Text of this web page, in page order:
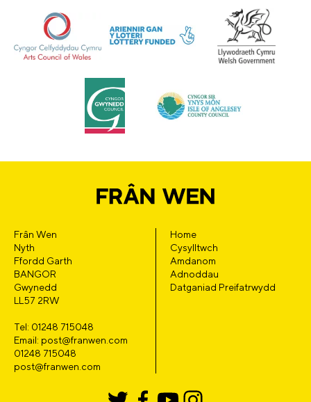
Frân Wen
Nyth
Ffordd Garth
BANGOR
Gwynedd
LL57 2RW
Tel: 01248 715048
Email: post@franwen.com
01248 715048
post@franwen.com
Home
Cysylltwch
Amdanom
Adnoddau
Datganiad Preifatrwydd